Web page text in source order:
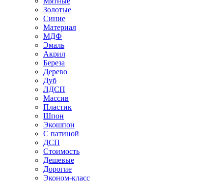
Золотые
Синие
Материал
МДФ
Эмаль
Акрил
Береза
Дерево
Дуб
ЛДСП
Массив
Пластик
Шпон
Экошпон
С патиной
ДСП
Стоимость
Дешевые
Дорогие
Эконом-класс